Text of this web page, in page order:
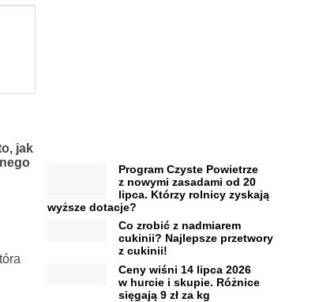
jak
Program Czyste Powietrze
z nowymi zasadami od 20
lipca. Którzy rolnicy zyskają
wyższe dotacje?
Co zrobić z nadmiarem
cukinii? Najlepsze przetwory
z cukinii!
Ceny wiśni 14 lipca 2026
w hurcie i skupie. Różnice
sięgają 9 zł za kg